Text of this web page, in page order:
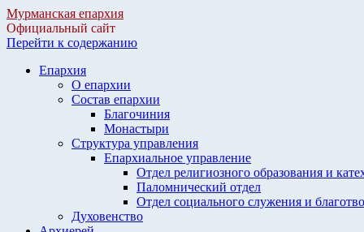
Мурманская епархия
Официальный сайт
Перейти к содержанию
Епархия
О епархии
Состав епархии
Благочиния
Монастыри
Структура управления
Епархиальное управление
Отдел религиозного образования и
Паломнический отдел
Отдел социального служения и
Духовенство